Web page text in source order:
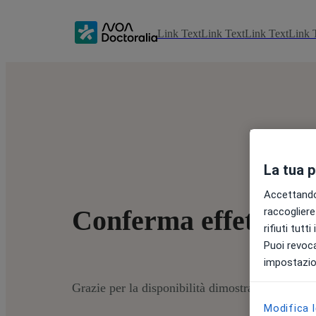
Link TextLink TextLink TextLink
Conferma
Grazie per la disponibilità dimostrata: abbiamo
La tua
rifiuti tutti i
Puoi
Modifica